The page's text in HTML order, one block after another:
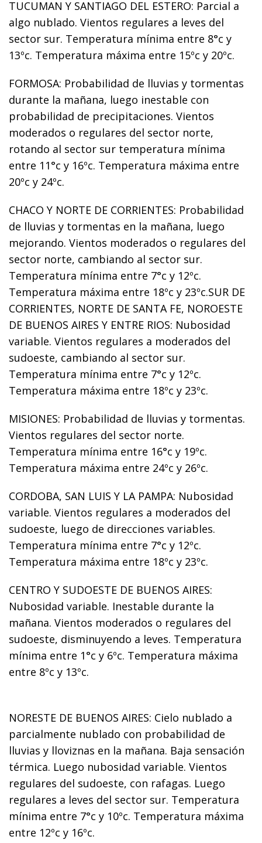
TUCUMAN Y SANTIAGO DEL ESTERO: Parcial a
algo nublado. Vientos regulares a leves del
sector sur. Temperatura mínima entre 8°c y
13ºc. Temperatura máxima entre 15ºc y 20ºc.
FORMOSA: Probabilidad de lluvias y tormentas
durante la mañana, luego inestable con
probabilidad de precipitaciones. Vientos
moderados o regulares del sector norte,
rotando al sector sur temperatura mínima
entre 11°c y 16ºc. Temperatura máxima entre
20ºc y 24ºc.
CHACO Y NORTE DE CORRIENTES: Probabilidad
de lluvias y tormentas en la mañana, luego
mejorando. Vientos moderados o regulares del
sector norte, cambiando al sector sur.
Temperatura mínima entre 7°c y 12ºc.
Temperatura máxima entre 18ºc y 23ºc.SUR DE
CORRIENTES, NORTE DE SANTA FE, NOROESTE
DE BUENOS AIRES Y ENTRE RIOS: Nubosidad
variable. Vientos regulares a moderados del
sudoeste, cambiando al sector sur.
Temperatura mínima entre 7°c y 12ºc.
Temperatura máxima entre 18ºc y 23ºc.
MISIONES: Probabilidad de lluvias y tormentas.
Vientos regulares del sector norte.
Temperatura mínima entre 16°c y 19ºc.
Temperatura máxima entre 24ºc y 26ºc.
CORDOBA, SAN LUIS Y LA PAMPA: Nubosidad
variable. Vientos regulares a moderados del
sudoeste, luego de direcciones variables.
Temperatura mínima entre 7°c y 12ºc.
Temperatura máxima entre 18ºc y 23ºc.
CENTRO Y SUDOESTE DE BUENOS AIRES:
Nubosidad variable. Inestable durante la
mañana. Vientos moderados o regulares del
sudoeste, disminuyendo a leves. Temperatura
mínima entre 1°c y 6ºc. Temperatura máxima
entre 8ºc y 13ºc.
NORESTE DE BUENOS AIRES: Cielo nublado a
parcialmente nublado con probabilidad de
lluvias y lloviznas en la mañana. Baja sensación
térmica. Luego nubosidad variable. Vientos
regulares del sudoeste, con rafagas. Luego
regulares a leves del sector sur. Temperatura
mínima entre 7°c y 10ºc. Temperatura máxima
entre 12ºc y 16ºc.